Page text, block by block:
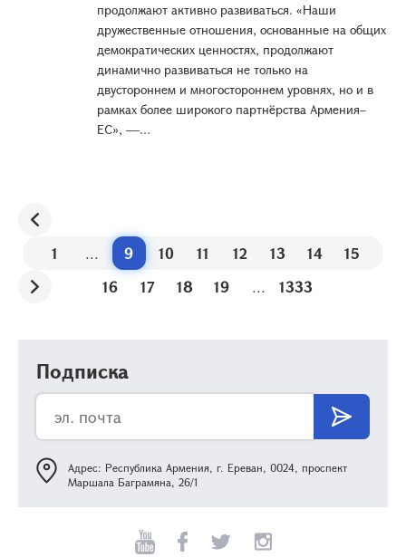
продолжают активно развиваться. «Наши
дружественные отношения, основанные на общих
демократических ценностях, продолжают
динамично развиваться не только на
двустороннем и многостороннем уровнях, но и в
рамках более широкого партнёрства Армения–
ЕС», —...
1 ... 9 10 11 12 13 14
15
16
17 18 19 ... 1333
Подписка
Адрес: Республика Армения, г. Ереван, 0024, проспект
Маршала Баграмяна, 26/1